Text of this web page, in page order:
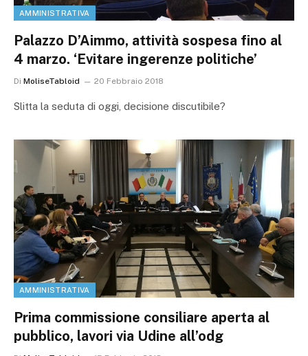
AMMINISTRATIVA
Palazzo D’Aimmo, attività sospesa fino al
4 marzo. ‘Evitare ingerenze politiche’
Di MoliseTabloid 20 Febbraio 2018
Slitta la seduta di oggi, decisione discutibile?
AMMINISTRATIVA
Prima commissione consiliare aperta al
pubblico, lavori via Udine all’odg